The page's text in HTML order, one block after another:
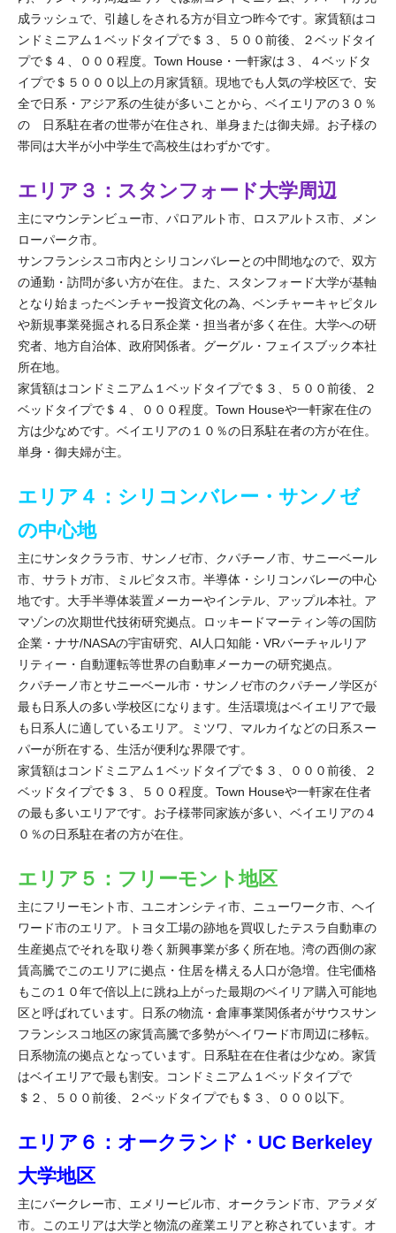
成ラッシュで、引越しをされる方が目立つ昨今です。家賃額はコ
ンドミニアム１ベッドタイプで＄３、５００前後、２ベッドタイ
プで＄４、０００程度。Town House・一軒家は３、４ベッドタ
イプで＄５０００以上の月家賃額。現地でも人気の学校区で、安
全で日系・アジア系の生徒が多いことから、ベイエリアの３０％
の 日系駐在者の世帯が在住され、単身または御夫婦。お子様の
帯同は大半が小中学生で高校生はわずかです。
エリア３：スタンフォード大学周辺
主にマウンテンビュー市、パロアルト市、ロスアルトス市、メン
ローパーク市。
サンフランシスコ市内とシリコンバレーとの中間地なので、双方
の通勤・訪問が多い方が在住。また、スタンフォード大学が基軸
となり始まったベンチャー投資文化の為、ベンチャーキャピタル
や新規事業発掘される日系企業・担当者が多く在住。大学への研
究者、地方自治体、政府関係者。グーグル・フェイスブック本社
所在地。
家賃額はコンドミニアム１ベッドタイプで＄３、５００前後、２
ベッドタイプで＄４、０００程度。Town Houseや一軒家在住の
方は少なめです。ベイエリアの１０％の日系駐在者の方が在住。
単身・御夫婦が主。
エリア４：シリコンバレー・サンノゼ
の中心地
主にサンタクララ市、サンノゼ市、クパチーノ市、サニーベール
市、サラトガ市、ミルピタス市。半導体・シリコンバレーの中心
地です。大手半導体装置メーカーやインテル、アップル本社。ア
マゾンの次期世代技術研究拠点。ロッキードマーティン等の国防
企業・ナサ/NASAの宇宙研究、AI人口知能・VRバーチャルリア
リティー・自動運転等世界の自動車メーカーの研究拠点。
クパチーノ市とサニーベール市・サンノゼ市のクパチーノ学区が
最も日系人の多い学校区になります。生活環境はベイエリアで最
も日系人に適しているエリア。ミツワ、マルカイなどの日系スー
パーが所在する、生活が便利な界隈です。
家賃額はコンドミニアム１ベッドタイプで＄３、０００前後、２
ベッドタイプで＄３、５００程度。Town Houseや一軒家在住者
の最も多いエリアです。お子様帯同家族が多い、ベイエリアの４
０％の日系駐在者の方が在住。
エリア５：フリーモント地区
主にフリーモント市、ユニオンシティ市、ニューワーク市、ヘイ
ワード市のエリア。トヨタ工場の跡地を買収したテスラ自動車の
生産拠点でそれを取り巻く新興事業が多く所在地。湾の西側の家
賃高騰でこのエリアに拠点・住居を構える人口が急増。住宅価格
もこの１０年で倍以上に跳ね上がった最期のベイリア購入可能地
区と呼ばれています。日系の物流・倉庫事業関係者がサウスサン
フランシスコ地区の家賃高騰で多勢がヘイワード市周辺に移転。
日系物流の拠点となっています。日系駐在在住者は少なめ。家賃
はベイエリアで最も割安。コンドミニアム１ベッドタイプで
＄２、５００前後、２ベッドタイプでも＄３、０００以下。
エリア６：オークランド・UC Berkeley
大学地区
主にバークレー市、エメリービル市、オークランド市、アラメダ
市。このエリアは大学と物流の産業エリアと称されています。オ